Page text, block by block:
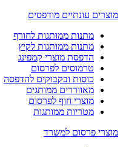
מוצרים עונתיים מודפסים
מתנות ממותגות לחורף
מתנות ממותגות לקיץ
הדפסת מוצרי קמפינג
טרמוסים לפרסום
כוסות ובקבוקים להדפסה
מאווררים ממותגים
מוצרי חוף לפרסום
מטריות ממותגות
מוצרי פרסום למשרד